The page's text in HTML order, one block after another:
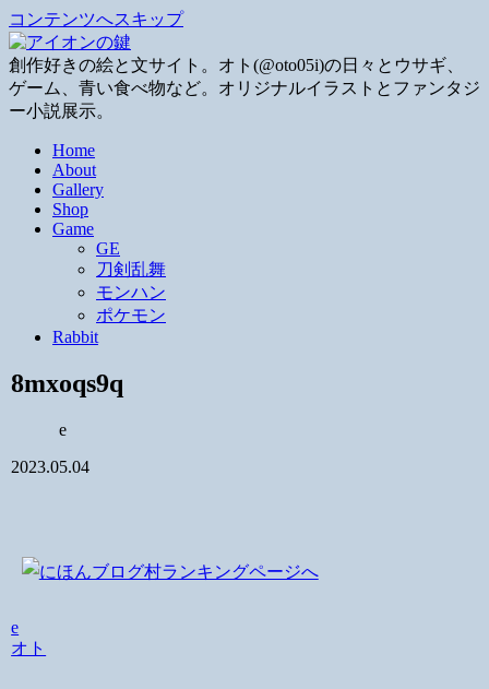
コンテンツへスキップ
創作好きの絵と文サイト。オト(@oto05i)の日々とウサギ、
ゲーム、青い食べ物など。オリジナルイラストとファンタジ
ー小説展示。
Home
About
Gallery
Shop
Game
GE
刀剣乱舞
モンハン
ポケモン
Rabbit
8mxoqs9q
e
2023.05.04
e
オト